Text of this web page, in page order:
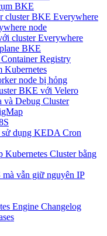
BKE
cluster BKE Everywhere
node
cluster Everywhere
BKE
Registry
Kubernetes
node bị hỏng
BKE với Velero
Debug Cluster
sử dụng KEDA Cron
Kubernetes Cluster bằng
vẫn giữ nguyên IP
Engine Changelog